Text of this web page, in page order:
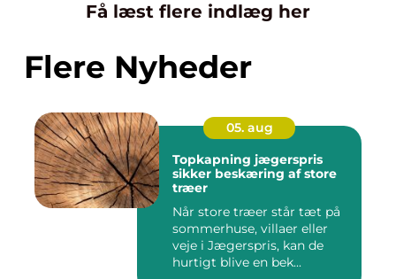
Få læst flere indlæg her
Flere Nyheder
05. aug
Topkapning jægerspris
sikker beskæring af store
træer
Når store træer står tæt på
sommerhuse, villaer eller
veje i Jægerspris, kan de
hurtigt blive en bek...